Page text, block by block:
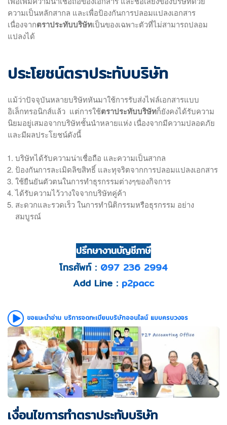
เพื่อเพิ่มความน่าเชื่อถือของเอกสาร และชื่อเสียงของบริษัทด้วย
ความเป็นหลักสากล และเพื่อป้องกันการปลอมแปลงเอกสาร
เนื่องจากตราประทับบริษัทเป็นของเฉพาะตัวที่ไม่สามารถปลอม
แปลงได้
ประโยชน์ตราประทับบริษัท
แม้ว่าปัจจุบันหลายบริษัทหันมาใช้การรับส่งไฟล์เอกสารแบบ
อิเล็กทรอนิกส์แล้ว แต่การใช้ตราประทับบริษัทก็ยังคงได้รับความ
นิยมอยู่เสมอจากบริษัทชั้นนำหลายแห่ง เนื่องจากมีความปลอดภัย
และมีผลประโยชน์ดังนี้
บริษัทได้รับความน่าเชื่อถือ และความเป็นสากล
ป้องกันการละเมิดลิขสิทธิ์ และทุจริตจากการปลอมแปลงเอกสาร
ใช้ยืนยันตัวตนในการทำธุรกรรมต่างๆของกิจการ
ได้รับความไว้วางใจจากบริษัทคู่ค้า
สะดวกและรวดเร็ว ในการทำนิติกรรมหรือธุรกรรม อย่าง
สมบูรณ์
ปรึกษางานบัญชีภาษี
โทรศัพท์ : 097 236 2994
Add Line : p2pacc
ขอแนะนำอ่าน บริการจดทะเบียนบริษัทออนไลน์ แบบครบวงจร
เงื่อนไขการทำตราประทับบริษัท